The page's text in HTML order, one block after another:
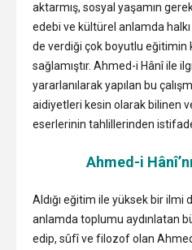
aktarmış, sosyal yaşamın
edebi ve kültürel anlamda
de verdiği çok boyutlu eğitimin
sağlamıştır. Ahmed-i Hânî ile
yararlanılarak yapılan bu
aidiyetleri kesin olarak bilinen
eserlerinin tahlillerinden
Ahmed-i
Aldığı eğitim ile yüksek bir ilmi
anlamda toplumu aydınlatan
edip, sûfî ve filozof olan